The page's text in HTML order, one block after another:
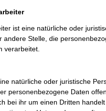
ist eine natürliche oder
andere Stelle, die
verarbeitet.
natürliche oder juristische
personenbezogene Daten
bei ihr um einen Dritten